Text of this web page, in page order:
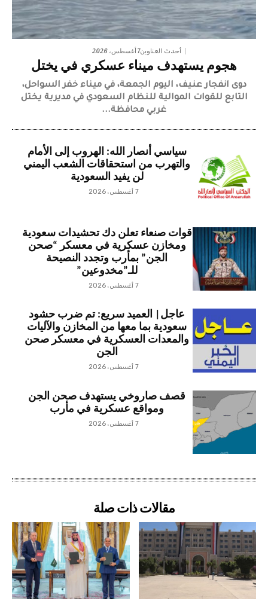
أحدث العناوين7 أغسطس، 2026
هجوم يستهدف ميناء عسكري في يختل
دوى انفجار عنيف، اليوم الجمعة، في ميناء خفر السواحل،
التابع للقوات الموالية للنظام السعودي في مديرية يختل
غربي محافظة...
سياسي أنصار الله: الهروب إلى الأمام
والتهرب من استحقاقات الشعب اليمني
لن يفيد السعودية
7 أغسطس، 2026
قوات صنعاء تعلن دك تحشيدات سعودية
ومخازن عسكرية في معسكر “صحن
الجن” بمأرب وتجدد النصيحة
للـ”مخدوعين”
7 أغسطس، 2026
عاجل| العميد سريع: تم ضرب حشود
سعودية بما معها من المخازن والآليات
والمعدات العسكرية في معسكر صحن
الجن
7 أغسطس، 2026
قصف صاروخي يستهدف صحن الجن
ومواقع عسكرية في مأرب
7 أغسطس، 2026
مقالات ذات صلة